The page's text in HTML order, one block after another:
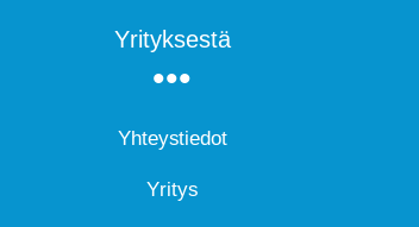
Yrityksestä
Yhteystiedot
Yritys